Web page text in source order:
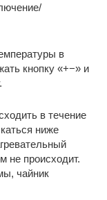
в
кнопку «+−» и
в течение
ниже
не происходит.
чайник